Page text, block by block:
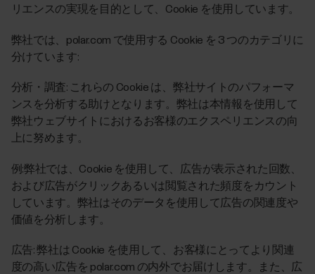
リエンスの実現を目的として、Cookie を使用しています。
弊社では、polar.com で使用する Cookie を 3 つのカテゴリに
分けています:
分析・調査: これらの Cookie は、弊社サイトのパフォーマ
ンスを分析する助けとなります。弊社は本情報を使用して
弊社ウェブサイトにおけるお客様のエクスペリエンスの向
上に努めます。
例:弊社では、Cookie を使用して、広告が表示された回数、
および広告がクリックあるいは閲覧された頻度をカウント
しています。弊社はそのデータを使用して広告の関連度や
価値を分析します。
広告: 弊社は Cookie を使用して、お客様にとってより関連
度の高い広告を polar.com の内外でお届けします。また、広